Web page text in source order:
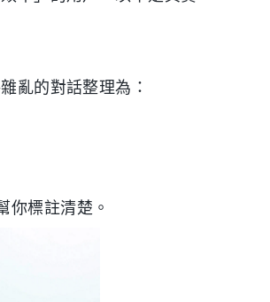
亂的對話整理為：
你標註清楚。